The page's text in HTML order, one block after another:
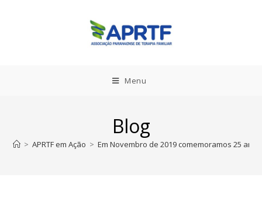
Menu
Blog
> APRTF em Ação > Em Novembro de 2019 comemoramos 25